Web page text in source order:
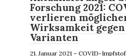
Forschung 2021:
verlieren
Wirksamkeit
Varianten
21. Januar 2021 – COVID-